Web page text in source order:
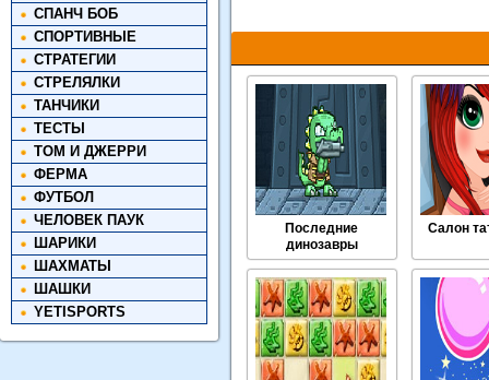
СПАНЧ БОБ
СПОРТИВНЫЕ
СТРАТЕГИИ
СТРЕЛЯЛКИ
ТАНЧИКИ
ТЕСТЫ
ТОМ И ДЖЕРРИ
ФЕРМА
ФУТБОЛ
ЧЕЛОВЕК ПАУК
ШАРИКИ
ШАХМАТЫ
ШАШКИ
YETISPORTS
Последние
динозавры
Салон